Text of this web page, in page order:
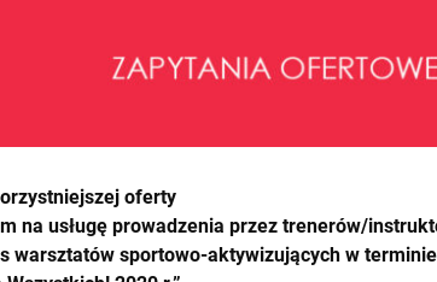
oferty
na usługę prowadzenia przez trenerów/
warsztatów sportowo-aktywizujących w